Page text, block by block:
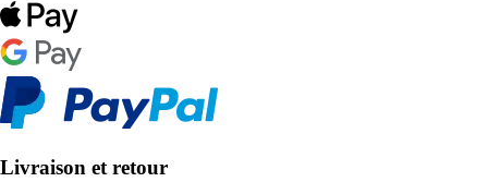
Livraison et retour